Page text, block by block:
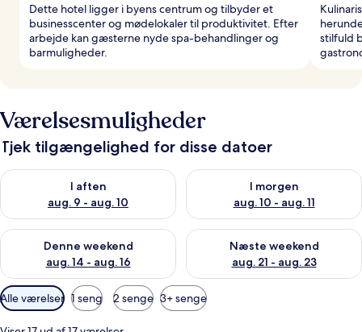
Dette hotel ligger i byens centrum og tilbyder et
businesscenter og mødelokaler til produktivitet. Efter
arbejde kan gæsterne nyde spa-behandlinger og
barmuligheder.
stilfuld
Værelsesmuligheder
Tjek tilgængelighed for disse datoer
I aften
aug. 9 - aug. 10
Tjek tilgængelighed for i aften aug. 9 - aug. 10
I morgen
aug. 10 - aug. 11
Tjek tilgængelighed for i
Denne weekend
aug. 14 - aug. 16
Tjek tilgængelighed for denne weekend aug. 14 - aug. 16
Næste weekend
aug. 21 - aug. 23
Tjek tilgængelighed for næste
Tilgængelige
filtre
for
Alle værelser 1 seng 2 senge 3+ senge